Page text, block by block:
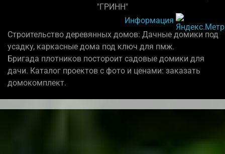
"ГРИНН"
Информация
Строительство деревянных домов: Дачные домики под
усадку, каркасные дома под ключ для пмж.
Бригада плотников постороит садовые домики для
дачи. Каталог проектов с фото и ценами: заказать
домокомплект.